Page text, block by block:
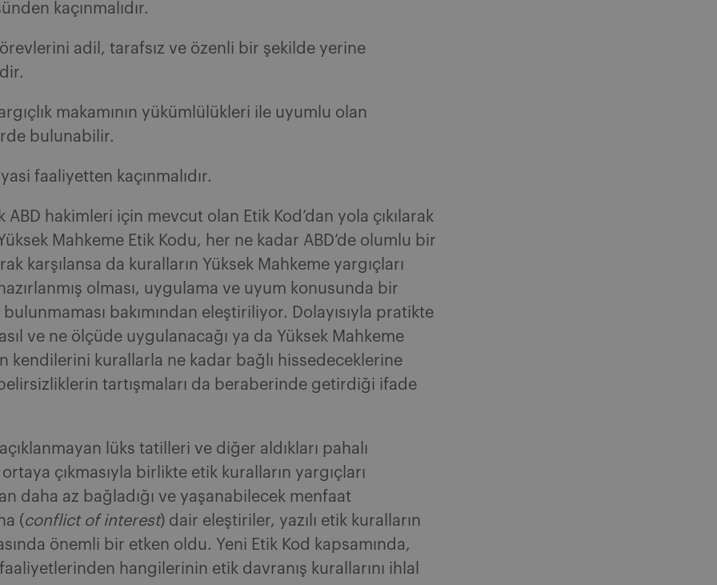
kaçınmalıdır.
adil, tarafsız ve özenli bir şekilde yerine
makamının yükümlülükleri ile uyumlu olan
bulunabilir.
faaliyetten kaçınmalıdır.
ABD hakimleri için mevcut olan Etik Kod’dan yola çıkılarak
Mahkeme Etik Kodu, her ne kadar ABD’de olumlu bir
karşılansa da kuralların Yüksek Mahkeme yargıçları
olması, uygulama ve uyum konusunda bir
bakımından eleştiriliyor. Dolayısıyla pratikte
ve ne ölçüde uygulanacağı ya da Yüksek Mahkeme
kendilerini kurallarla ne kadar bağlı hissedeceklerine
tartışmaları da beraberinde getirdiği ifade
açıklanmayan lüks tatilleri ve diğer aldıkları pahalı
çıkmasıyla birlikte etik kuralların yargıçları
daha az bağladığı ve yaşanabilecek menfaat
(conflict of interest) dair eleştiriler, yazılı etik kuralların
önemli bir etken oldu. Yeni Etik Kod kapsamında,
hangilerinin etik davranış kurallarını ihlal